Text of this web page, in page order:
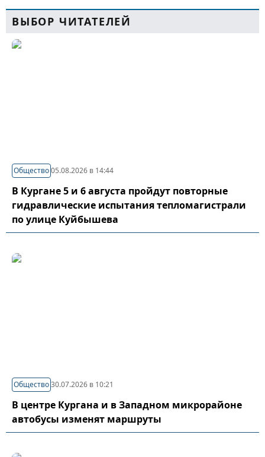
ВЫБОР ЧИТАТЕЛЕЙ
Общество05.08.2026 в 14:44
В Кургане 5 и 6 августа пройдут повторные
гидравлические испытания тепломагистрали
по улице Куйбышева
Общество30.07.2026 в 10:21
В центре Кургана и в Западном микрорайоне
автобусы изменят маршруты